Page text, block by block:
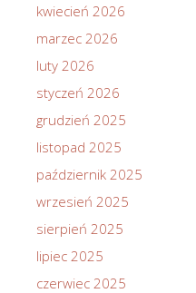
kwiecień 2026
marzec 2026
luty 2026
styczeń 2026
grudzień 2025
listopad 2025
październik 2025
wrzesień 2025
sierpień 2025
lipiec 2025
czerwiec 2025